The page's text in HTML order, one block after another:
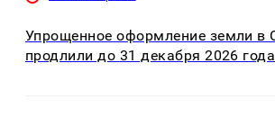
Упрощенное оформление земли
продлили до 31 декабря 2026 года